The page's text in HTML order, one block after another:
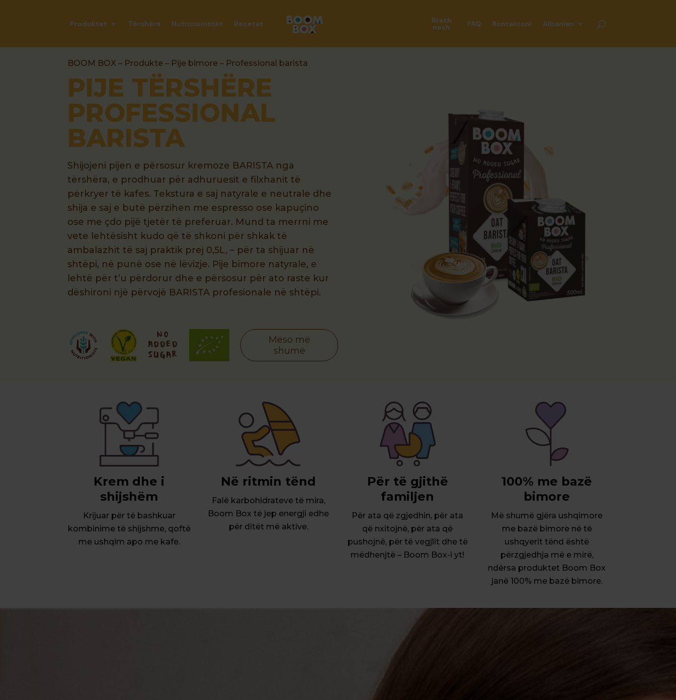
Produktet Tërshëra Nutricionistët Recetat Rreth
nesh FAQ Kontaktoni Albanian
BOOM BOX – Produkte – Pije bimore – Professional barista
PIJE TËRSHËRE
PROFESSIONAL
BARISTA
Shijojeni pijen e përsosur kremoze BARISTA nga
tërshëra, e prodhuar për adhuruesit e filxhanit të
përkryer të kafes. Tekstura e saj natyrale e neutrale dhe
shija e saj e butë përzihen me espresso ose kapuçino
ose me çdo pijë tjetër të preferuar. Mund ta merrni me
vete lehtësisht kudo që të shkoni për shkak të
ambalazhit të saj praktik prej 0,5L, – për ta shijuar në
shtëpi, në punë ose në lëvizje. Pije bimore natyrale, e
lehtë për t’u përdorur dhe e përsosur për ato raste kur
dëshironi një përvojë BARISTA profesionale në shtëpi.
Mëso më
shumë
Krem dhe i
shijshëm
Krijuar për të bashkuar
kombinime të shijshme, qoftë
me ushqim apo me kafe.
Në ritmin tënd
Falë karbohidrateve të mira,
Boom Box të jep energji edhe
për ditët më aktive.
Për të gjithë
familjen
Për ata që zgjedhin, për ata
që nxitojnë, për ata që
pushojnë, për të vegjlit dhe të
mëdhenjtë – Boom Box-i yt!
100% me bazë
bimore
Më shumë gjëra ushqimore
me bazë bimore në të
ushqyerit tënd është
përzgjedhja më e mirë,
ndërsa produktet Boom Box
janë 100% me bazë bimore.